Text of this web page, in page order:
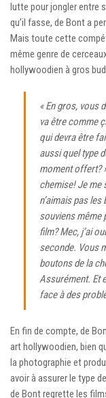
lutte pour jongler entre
qu’il fasse, de Bont a
Mais toute cette
même genre de
hollywoodien à gros
« En gros, vous
va être comme
qui devra être
aussi quel type
moment offert?
chemise! Je me
n’aimais pas
souviens même
film? Mec, j’ai
seconde. Vous
boutons de la
Assurément. Et
face à des
En fin de compte, de
art hollywoodien, bien
la photographie et
avoir à assurer le type
de Bont regrette les